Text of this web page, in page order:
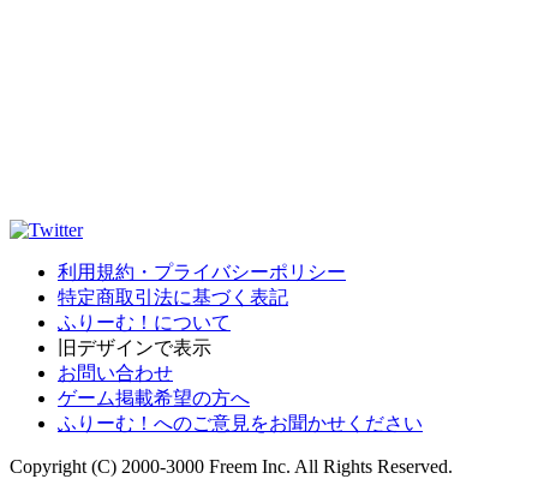
利用規約・プライバシーポリシー
特定商取引法に基づく表記
ふりーむ！について
旧デザインで表示
お問い合わせ
ゲーム掲載希望の方へ
ふりーむ！へのご意見をお聞かせください
Copyright (C) 2000-3000 Freem Inc. All Rights Reserved.